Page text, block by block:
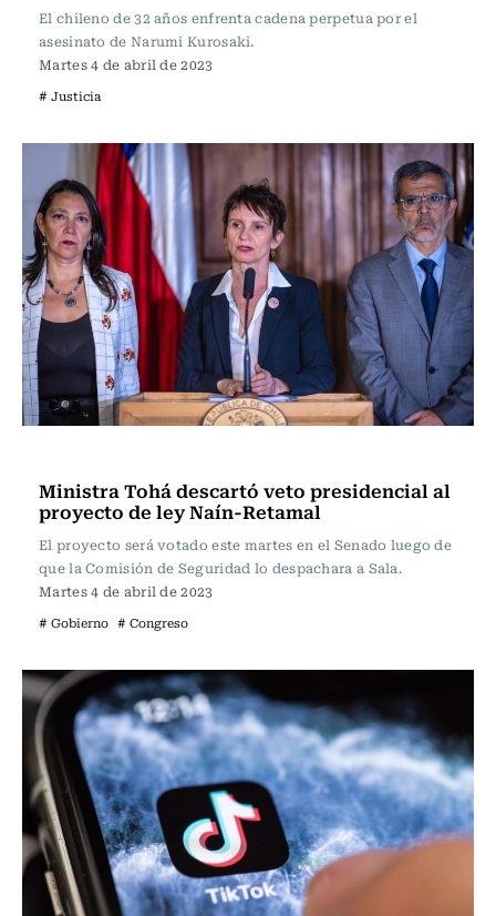
El chileno de 32 años enfrenta cadena perpetua por el
asesinato de Narumi Kurosaki.
Martes 4 de abril de 2023
# Justicia
Ministra Tohá descartó veto presidencial al
proyecto de ley Naín-Retamal
El proyecto será votado este martes en el Senado luego de
que la Comisión de Seguridad lo despachara a Sala.
Martes 4 de abril de 2023
# Gobierno # Congreso